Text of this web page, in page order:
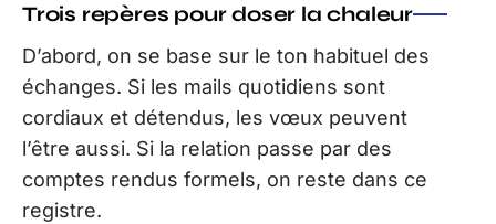
Trois repères pour doser la chaleur
D’abord, on se base sur le ton habituel des
échanges. Si les mails quotidiens sont
cordiaux et détendus, les vœux peuvent
l’être aussi. Si la relation passe par des
comptes rendus formels, on reste dans ce
registre.